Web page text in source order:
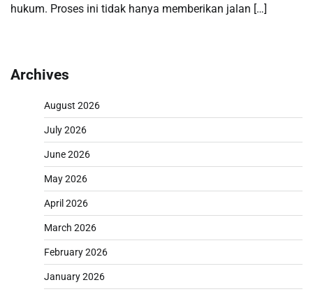
hukum. Proses ini tidak hanya memberikan jalan […]
Archives
August 2026
July 2026
June 2026
May 2026
April 2026
March 2026
February 2026
January 2026